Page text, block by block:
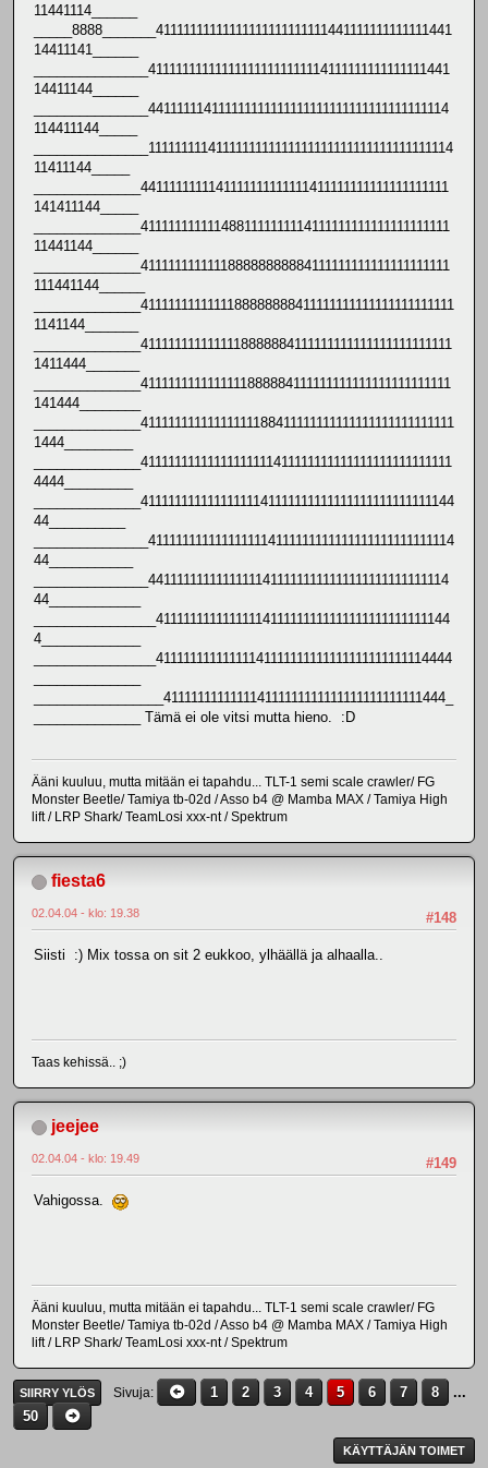
11441114______
_____8888_______41111111111111111111111111441111111111111441
14411141______
_______________411111111111111111111111114111111111111111441
14411144______
_______________441111114111111111111111111111111111111111114
114411144_____
_______________1111111114111111111111111111111111111111111114
11411144_____
______________4411111111141111111111111411111111111111111111
141411144_____
______________4111111111114881111111114111111111111111111111
11441144______
______________411111111111188888888884111111111111111111111
111441144______
______________4111111111111188888888411111111111111111111111
1141144_______
______________4111111111111118888884111111111111111111111111
1411444_______
______________4111111111111111888884111111111111111111111111
141444________
______________41111111111111111188411111111111111111111111111
1444_________
______________41111111111111111111411111111111111111111111111
4444_________
______________41111111111111111141111111111111111111111111144
44__________
_______________4111111111111111114111111111111111111111111114
44___________
_______________441111111111111114111111111111111111111111114
44____________
________________41111111111111114111111111111111111111111144
4_____________
________________41111111111111141111111111111111111111114444
_________________411111111111114111111111111111111111111444_
______________ Tämä ei ole vitsi mutta hieno. :D
Ääni kuuluu, mutta mitään ei tapahdu... TLT-1 semi scale crawler/ FG
Monster Beetle/ Tamiya tb-02d / Asso b4 @ Mamba MAX / Tamiya High
lift / LRP Shark/ TeamLosi xxx-nt / Spektrum
fiesta6
#148
02.04.04 - klo: 19.38
Siisti :) Mix tossa on sit 2 eukkoo, ylhäällä ja alhaalla..
Taas kehissä.. ;)
jeejee
#149
02.04.04 - klo: 19.49
Vahigossa.
Ääni kuuluu, mutta mitään ei tapahdu... TLT-1 semi scale crawler/ FG
Monster Beetle/ Tamiya tb-02d / Asso b4 @ Mamba MAX / Tamiya High
lift / LRP Shark/ TeamLosi xxx-nt / Spektrum
SIIRRY YLÖS Sivuja 1 2 3 4 5 6 7 8
...
50
KÄYTTÄJÄN TOIMET